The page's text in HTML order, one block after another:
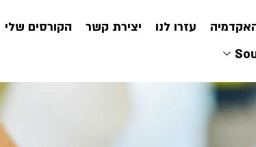
עזרו לנו יצירת קשר
הקורסים שלי